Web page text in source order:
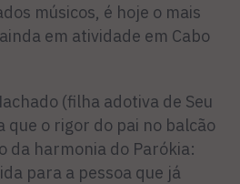
músicos, é hoje o mais
em atividade em Cabo
(filha adotiva de Seu
que o rigor do pai no balcão
da harmonia do Parókia:
para a pessoa que já